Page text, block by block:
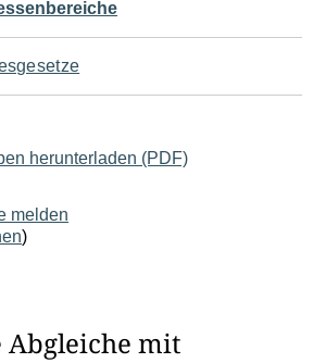
herunterladen (PDF)
melden
)
mit